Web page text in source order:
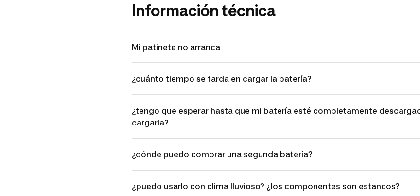
Información técnica
Mi patinete no arranca
¿cuánto tiempo se tarda en cargar la batería?
¿tengo que esperar hasta que mi batería esté completamente
cargarla?
¿dónde puedo comprar una segunda batería?
¿puedo usarlo con clima lluvioso? ¿los componentes son estancos?